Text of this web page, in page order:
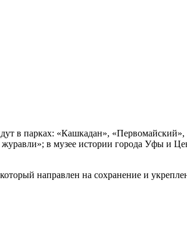
в парках: «Кашкадан», «Первомайский»,
в музее истории города Уфы и
направлен на сохранение и